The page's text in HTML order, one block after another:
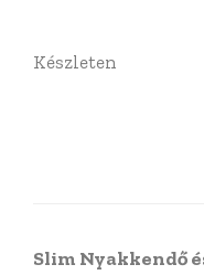
Készleten
Slim Nyakkendő